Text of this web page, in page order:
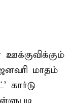
மாதம்
கார்டு